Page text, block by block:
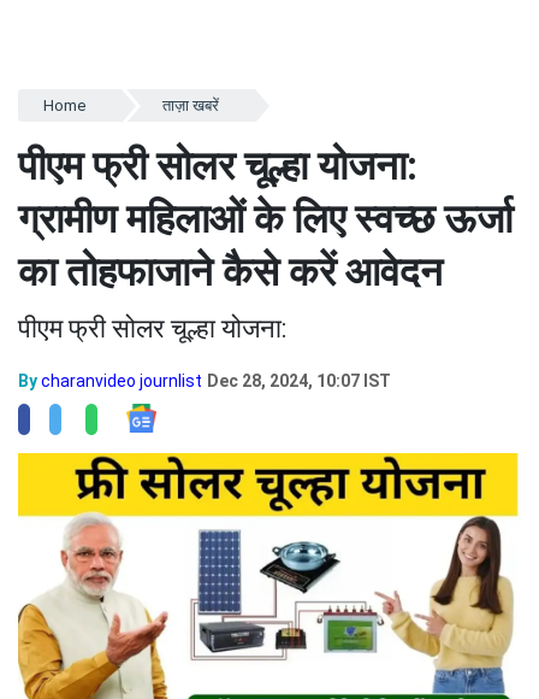
Home ताज़ा खबरें
पीएम फ्री सोलर चूल्हा योजना:
ग्रामीण महिलाओं के लिए स्वच्छ ऊर्जा
का तोहफाजाने कैसे करें आवेदन
पीएम फ्री सोलर चूल्हा योजना:
Bycharanvideo journlist Dec 28, 2024, 10:07 IST